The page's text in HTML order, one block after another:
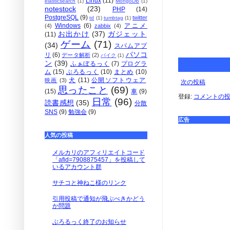
次の投稿
登録: コメントの
広告
notestock (23) PHP
(14)
PostgreSQL (9) td (1) tumbtag (1) twitter
(4) Windows (6) zabbix (4)
アニメ
(11) お出かけ (37) ガジェット
(34) ゲーム (71) スパムアプ
リ (6) データ解析 (2) バイク (1) パソコ
ン (39) ふぁぼるっく (7) プログラ
ム (15) ぶろるっく (10) まとめ (10)
映画 (3) 犬 (11) 公開ソフトウェア
(15) 思ったこと (69) 車 (9)
読書感想 (35) 日常 (96) 分散
SNS (9) 勉強会 (9)
人気の投稿
メルカリのアフィリエイトコード
「afid=7908875457」を投稿して
いるアカウント群
サチコと神ねこ様のリンク
引用投稿で通知が飛ぶべきかどう
か問題
ぶろるっく終了のお知らせ